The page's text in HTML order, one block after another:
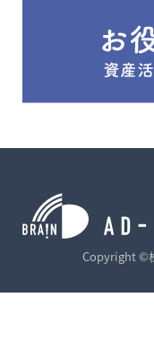
Copyright ©